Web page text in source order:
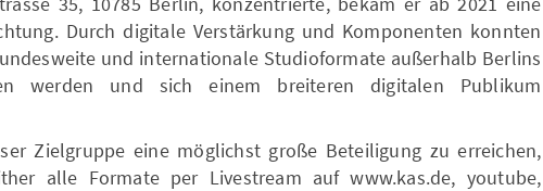
Durch digitale Verstärkung und Komponenten konnten
und internationale Studioformate außerhalb Berlins
werden und sich einem breiteren digitalen Publikum
Zielgruppe eine möglichst große Beteiligung zu erreichen,
alle Formate per Livestream auf www.kas.de, youtube,